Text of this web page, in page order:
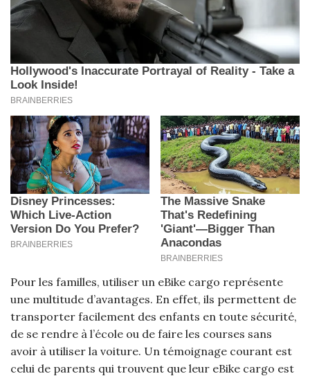
Pour les familles, utiliser un eBike cargo représente
une multitude d’avantages. En effet, ils permettent de
transporter facilement des enfants en toute sécurité,
de se rendre à l’école ou de faire les courses sans
avoir à utiliser la voiture. Un témoignage courant est
celui de parents qui trouvent que leur eBike cargo est